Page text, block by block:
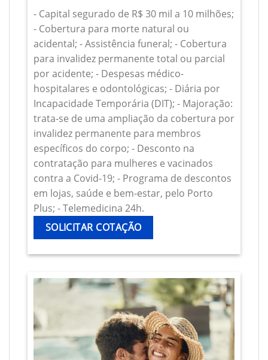
- Capital segurado de R$ 30 mil a 10 milhões;
- Cobertura para morte natural ou
acidental; - Assistência funeral; - Cobertura
para invalidez permanente total ou parcial
por acidente; - Despesas médico-
hospitalares e odontológicas; - Diária por
Incapacidade Temporária (DIT); - Majoração:
trata-se de uma ampliação da cobertura por
invalidez permanente para membros
específicos do corpo; - Desconto na
contratação para mulheres e vacinados
contra a Covid-19; - Programa de descontos
em lojas, saúde e bem-estar, pelo Porto
Plus; - Telemedicina 24h.
SOLICITAR COTAÇÃO